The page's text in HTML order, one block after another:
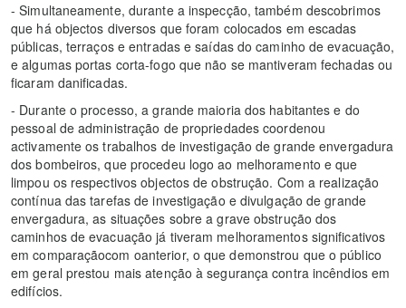
- Simultaneamente, durante a inspecção, também descobrimos
que há objectos diversos que foram colocados em escadas
públicas, terraços e entradas e saídas do caminho de evacuação,
e algumas portas corta-fogo que não se mantiveram fechadas ou
ficaram danificadas.
- Durante o processo, a grande maioria dos habitantes e do
pessoal de administração de propriedades coordenou
activamente os trabalhos de investigação de grande envergadura
dos bombeiros, que procedeu logo ao melhoramento e que
limpou os respectivos objectos de obstrução. Com a realização
contínua das tarefas de investigação e divulgação de grande
envergadura, as situações sobre a grave obstrução dos
caminhos de evacuação já tiveram melhoramentos significativos
em comparaçãocom oanterior, o que demonstrou que o público
em geral prestou mais atenção à segurança contra incêndios em
edifícios.